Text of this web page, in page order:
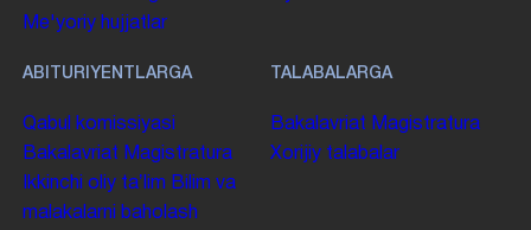
Me'yoriy hujjatlar
ABITURIYENTLARGA
Qabul komissiyasi
Bakalavriat Magistratura
Ikkinchi oliy taʼlim Bilim va
malakalarni baholash
TALABALARGA
Bakalavriat Magistratura
Xorijiy talabalar